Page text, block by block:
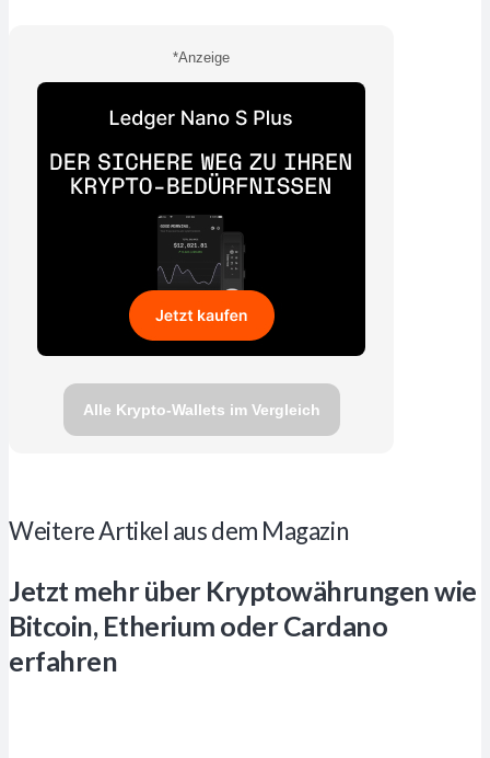
*Anzeige
Alle Krypto-Wallets im Vergleich
Weitere Artikel aus dem Magazin
Jetzt mehr über Kryptowährungen wie
Bitcoin, Etherium oder Cardano
erfahren